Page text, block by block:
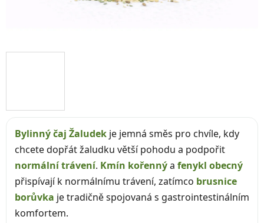
Bylinný čaj Žaludek je jemná směs pro chvíle, kdy
chcete dopřát žaludku větší pohodu a podpořit
normální trávení. Kmín kořennýa fenykl obecný
přispívají k normálnímu trávení, zatímco brusnice
borůvka je tradičně spojovaná s gastrointestinálním
komfortem.